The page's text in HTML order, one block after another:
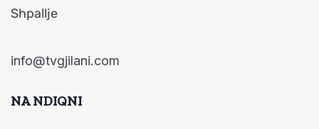
Shpallje
info@tvgjilani.com
NA NDIQNI